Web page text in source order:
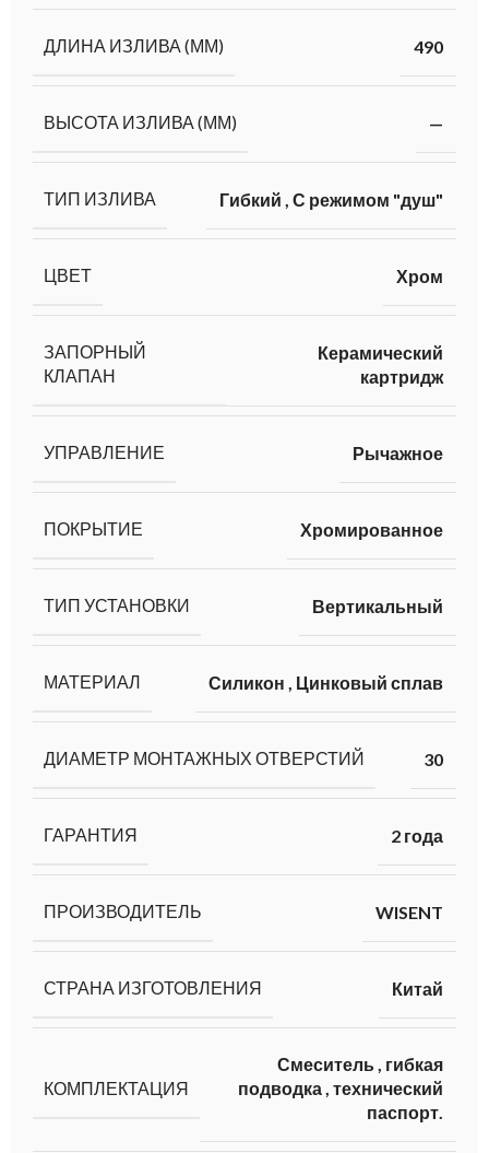
ДЛИНА ИЗЛИВА (ММ) 490
ВЫСОТА ИЗЛИВА (ММ) —
ТИП ИЗЛИВА Гибкий , С режимом "душ"
ЦВЕТ Хром
ЗАПОРНЫЙ
КЛАПАН
Керамический
картридж
УПРАВЛЕНИЕ Рычажное
ПОКРЫТИЕ Хромированное
ТИП УСТАНОВКИ Вертикальный
МАТЕРИАЛ Силикон , Цинковый сплав
ДИАМЕТР МОНТАЖНЫХ ОТВЕРСТИЙ 30
ГАРАНТИЯ 2 года
ПРОИЗВОДИТЕЛЬ WISENT
СТРАНА ИЗГОТОВЛЕНИЯ Китай
КОМПЛЕКТАЦИЯ
Смеситель, гибкая
подводка, технический
паспорт.